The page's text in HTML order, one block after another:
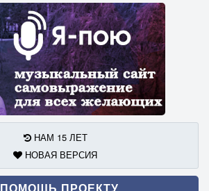
НАМ 15 ЛЕТ
НОВАЯ ВЕРСИЯ
ПОМОЩЬ ПРОЕКТУ